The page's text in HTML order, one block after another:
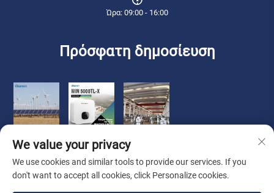
Ώρα: 09:00 - 16:00
Πρόσφατη δημοσίευση
We value your privacy
We use cookies and similar tools to provide our services. If you
don't want to accept all cookies, click Personalize cookies.